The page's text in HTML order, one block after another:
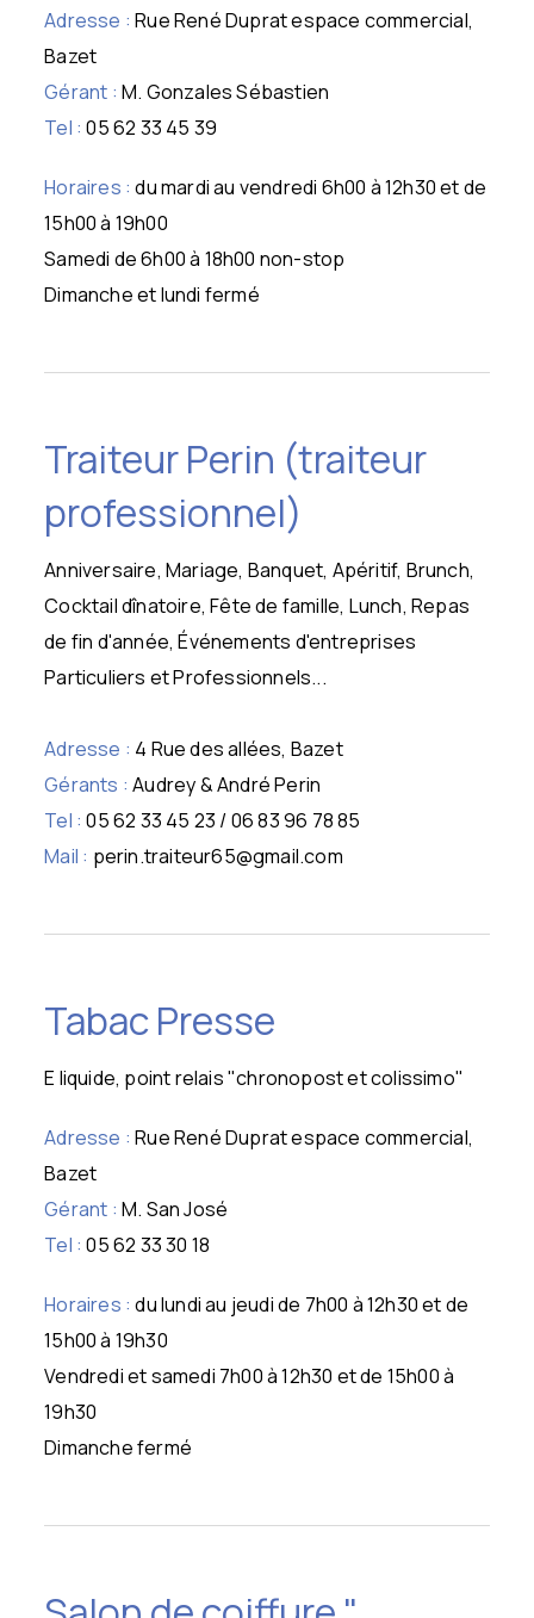
Adresse : Rue René Duprat espace commercial,
Bazet
Gérant : M. Gonzales Sébastien
Tel : 05 62 33 45 39
Horaires : du mardi au vendredi 6h00 à 12h30 et de
15h00 à 19h00
Samedi de 6h00 à 18h00 non-stop
Dimanche et lundi fermé
Traiteur Perin (traiteur
professionnel)
Anniversaire, Mariage, Banquet, Apéritif, Brunch,
Cocktail dînatoire, Fête de famille, Lunch, Repas
de fin d'année, Événements d'entreprises
Particuliers et Professionnels...
Adresse : 4 Rue des allées, Bazet
Gérants : Audrey & André Perin
Tel : 05 62 33 45 23 / 06 83 96 78 85
Mail : perin.traiteur65@gmail.com
Tabac Presse
E liquide, point relais "chronopost et colissimo"
Adresse : Rue René Duprat espace commercial,
Bazet
Gérant : M. San José
Tel : 05 62 33 30 18
Horaires : du lundi au jeudi de 7h00 à 12h30 et de
15h00 à 19h30
Vendredi et samedi 7h00 à 12h30 et de 15h00 à
19h30
Dimanche fermé